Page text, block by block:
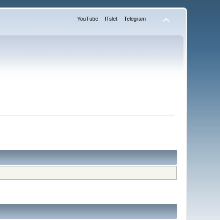
YouTube ITslet Telegram